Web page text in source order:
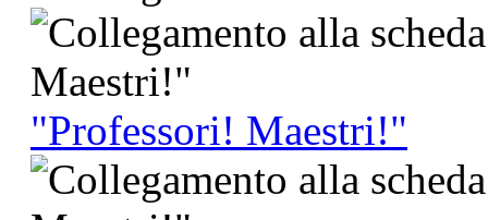
"Professori! Maestri!"